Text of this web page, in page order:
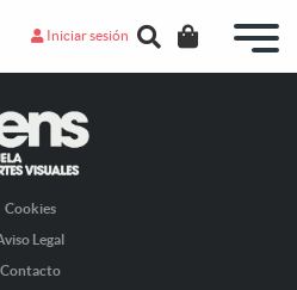
Iniciar sesión
Cookies
Legal
Contacto